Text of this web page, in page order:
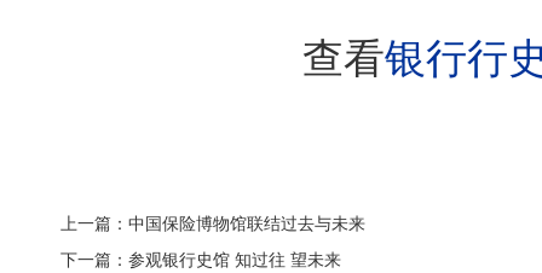
查看银行行
上一篇：中国保险博物馆联结过去与未来
下一篇：参观银行史馆 知过往 望未来